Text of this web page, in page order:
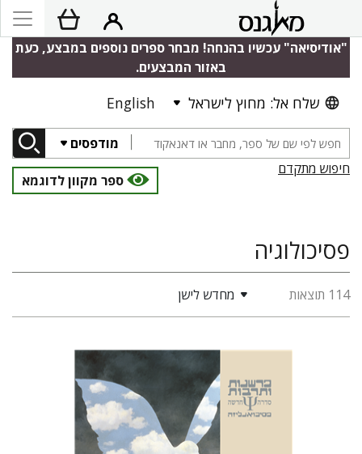
"אודיסיאה" עכשיו בהנחה! מבחר ספרים נוספים במבצע, כעת
באזור המבצעים.
שלח אל: מחוץ לישראל English
מודפסים
חיפוש מתקדם
ספר מקוון לדוגמא
פסיכולוגיה
114 תוצאות מחדש לישן
נעמי לאור-בנקר